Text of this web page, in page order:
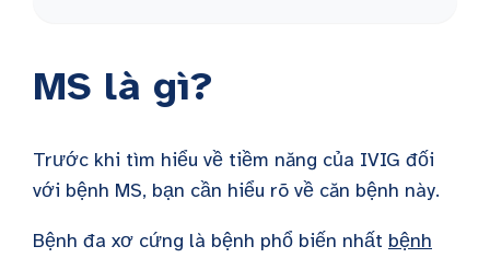
MS là gì?
Trước khi tìm hiểu về tiềm năng của IVIG đối
với bệnh MS, bạn cần hiểu rõ về căn bệnh này.
Bệnh đa xơ cứng là bệnh phổ biến nhất bệnh